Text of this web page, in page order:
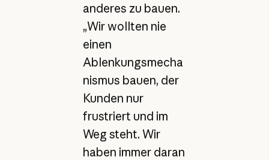
anderes zu bauen.
„Wir wollten nie
einen
Ablenkungsmecha
nismus bauen, der
Kunden nur
frustriert und im
Weg steht. Wir
haben immer daran